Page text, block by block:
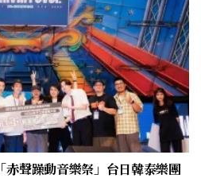
赤聲躁動音樂祭」台日韓泰樂團